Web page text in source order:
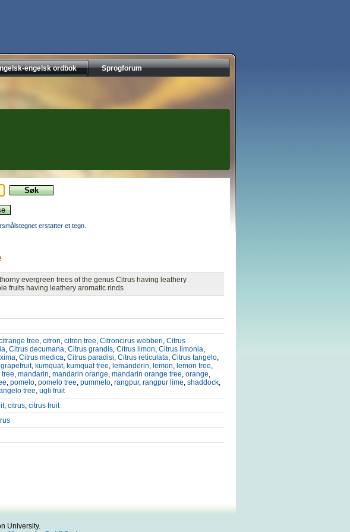
engelsk ordbok Sprogforum
erstatter et tegn.
evergreen trees of the genus Citrus having leathery
fruits having leathery aromatic rinds
tree, citron, citron tree, Citroncirus webberi, Citrus
, Citrus decumana, Citrus grandis, Citrus limon, Citrus limonia,
, Citrus medica, Citrus paradisi, Citrus reticulata, Citrus tangelo,
grapefruit, kumquat, kumquat tree, lemanderin, lemon, lemon tree,
tree, mandarin, mandarin orange, mandarin orange tree, orange,
, pomelo, pomelo tree, pummelo, rangpur, rangpur lime, shaddock,
tree, ugli fruit
, citrus, citrus fruit
University.